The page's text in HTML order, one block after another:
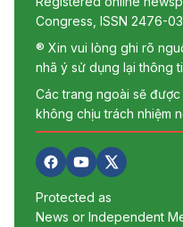
Congress, ISSN 2476-
® Xin vui lòng ghi rõ
nhã ý sử dụng lại thông
Các trang ngoài sẽ được
không chịu trách nhiệm
Protected as
News or Independent